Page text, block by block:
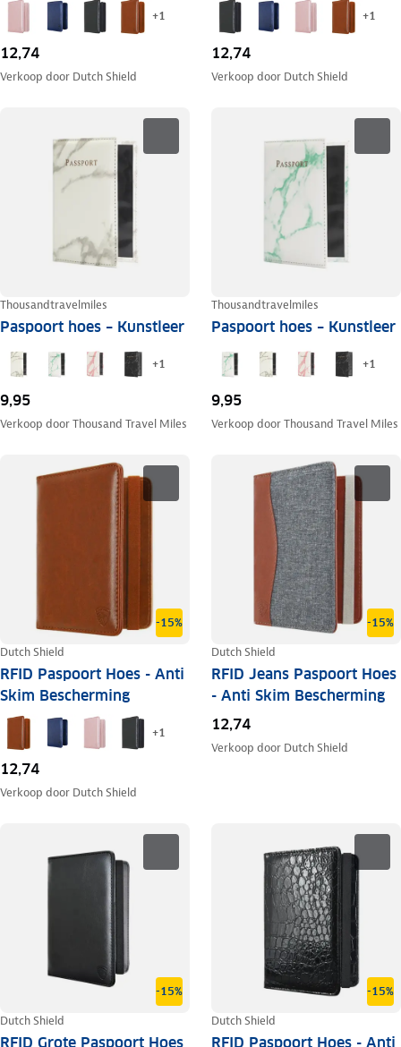
+1
12,74
Verkoop door Dutch Shield
+1
12,74
Verkoop door Dutch Shield
Thousandtravelmiles
Paspoort hoes – Kunstleer
+1
9,95
Verkoop doorThousand Travel Miles
Thousandtravelmiles
Paspoort hoes – Kunstleer
+1
9,95
Verkoop doorThousand Travel Miles
-15%
Dutch Shield
RFID Paspoort Hoes - Anti
Skim Bescherming
+1
12,74
Verkoop door Dutch Shield
-15%
Dutch Shield
RFID Jeans Paspoort Hoes
- Anti Skim Bescherming
12,74
Verkoop door Dutch Shield
-15%
Dutch Shield
RFID Grote Paspoort Hoes
-15%
Dutch Shield
RFID Paspoort Hoes - Anti